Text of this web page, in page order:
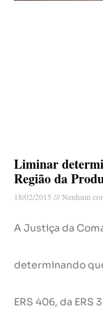
Liminar
Região da
18/02/2015 Nenhum
A Justiça da
determinando
ERS 406, da ERS